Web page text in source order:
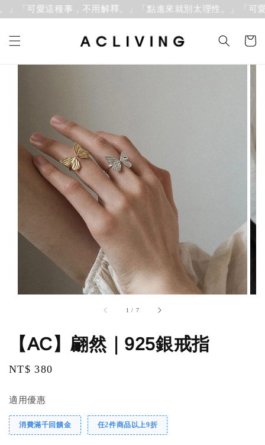
「可愛這種事，不用解釋。」 「點進來就別太理性。」「可愛
1 / 7
【AC】翩然｜925銀戒指
Regular
NT$ 380
適用優惠
消費滿千回饋金 任2件商品以上9折